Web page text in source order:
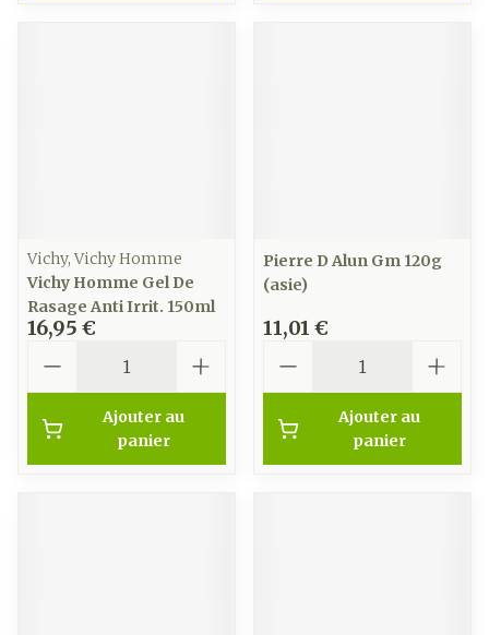
Vichy, Vichy Homme
Vichy Homme Gel De
Rasage Anti Irrit. 150ml
16,95 €
Ajouter au
panier
Pierre D Alun Gm 120g
(asie)
11,01 €
Ajouter au
panier